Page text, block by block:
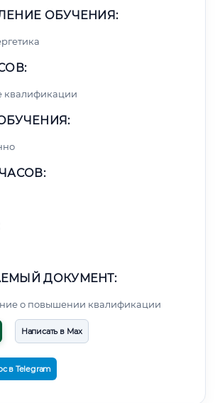
ОБУЧЕНИЯ:
квалификации
ДОКУМЕНТ:
о повышении квалификации
Написать в Max
в Telegram